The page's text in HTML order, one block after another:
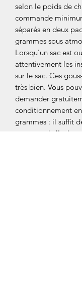
selon le poids de
commande
séparés en deux
grammes sous
Lorsqu'un sac est
attentivement les
sur le sac. Ces
très bien. Vous
demander
conditionnement
grammes : il suffit
moment de l'achat.